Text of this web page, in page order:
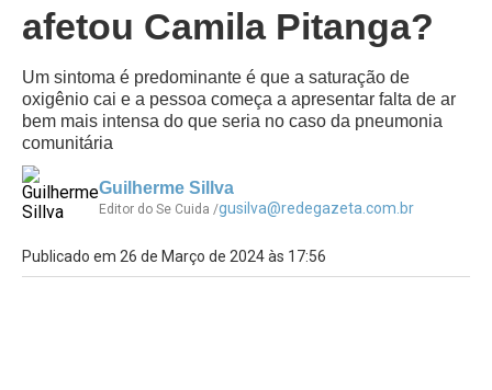
afetou Camila Pitanga?
Um sintoma é predominante é que a saturação de
oxigênio cai e a pessoa começa a apresentar falta de ar
bem mais intensa do que seria no caso da pneumonia
comunitária
Guilherme Sillva
Editor do Se Cuida /gusilva@redegazeta.com.br
Publicado em 26 de Março de 2024 às 17:56